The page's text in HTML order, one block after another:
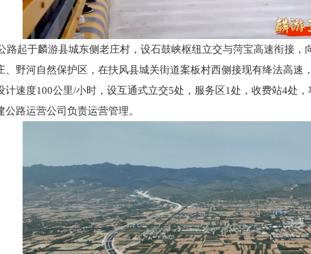
路起于麟游县城东侧老庄村，设石鼓峡枢纽立交与菏宝高速衔接
、野河自然保护区，在扶风县城关街道案板村西侧接现有绛法高
计速度100公里/小时，设互通式立交5处，服务区1处，收费站4处
公路运营公司负责运营管理。